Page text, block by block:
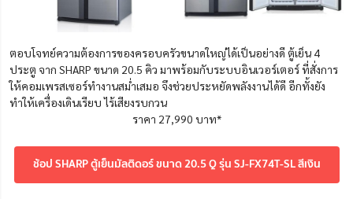
ตอบโจทย์ความต้องการของครอบครัวขนาดใหญ่ได้เป็นอย่างดี ตู้เย็น 4
ประตู จาก SHARP ขนาด 20.5 คิว มาพร้อมกับระบบอินเวอร์เตอร์ ที่สั่งการ
ให้คอมเพรสเซอร์ทำงานสม่ำเสมอ จึงช่วยประหยัดพลังงานได้ดี อีกทั้งยัง
ทำให้เครื่องเดินเรียบ ไร้เสียงรบกวน
ราคา 27,990 บาท*
ช้อป SHARP ตู้เย็นมัลติดอร์ ขนาด 20.5 Q รุ่น SJ-FX74T-SL สีเงิน